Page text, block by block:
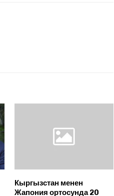
Кыргызстан менен
Жапония ортосунда 20